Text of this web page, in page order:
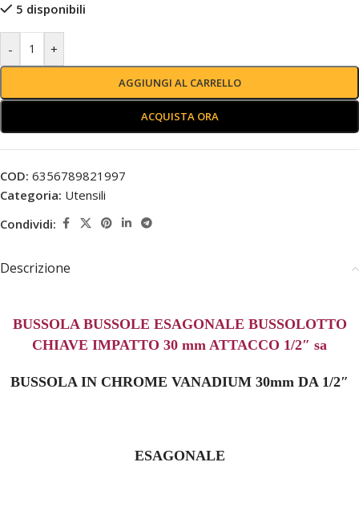
5 disponibili
- +
AGGIUNGI AL CARRELLO
ACQUISTA ORA
COD: 6356789821997
Categoria: Utensili
Condividi:
Descrizione
BUSSOLA BUSSOLE ESAGONALE BUSSOLOTTO
CHIAVE IMPATTO 30 mm ATTACCO 1/2″ sa
BUSSOLA IN CHROME VANADIUM 30mm DA 1/2″
ESAGONALE